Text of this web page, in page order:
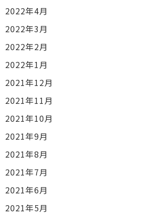
2022年4月
2022年3月
2022年2月
2022年1月
2021年12月
2021年11月
2021年10月
2021年9月
2021年8月
2021年7月
2021年6月
2021年5月